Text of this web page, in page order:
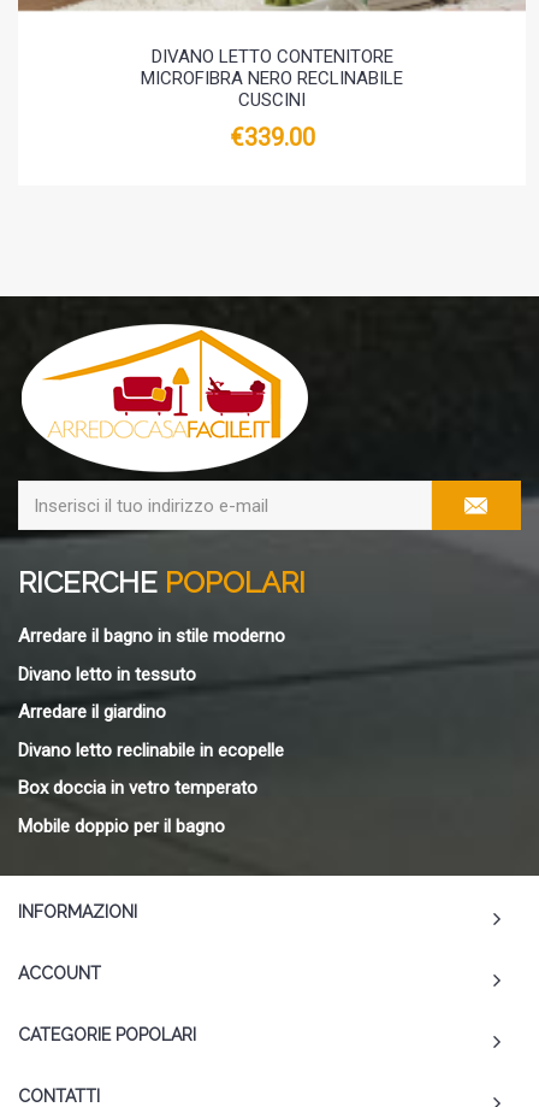
DIVANO LETTO CONTENITORE
MICROFIBRA NERO RECLINABILE
CUSCINI
€339.00
RICERCHE POPOLARI
Arredare il bagno in stile moderno
Divano letto in tessuto
Arredare il giardino
Divano letto reclinabile in ecopelle
Box doccia in vetro temperato
Mobile doppio per il bagno
INFORMAZIONI
ACCOUNT
CATEGORIE POPOLARI
CONTATTI